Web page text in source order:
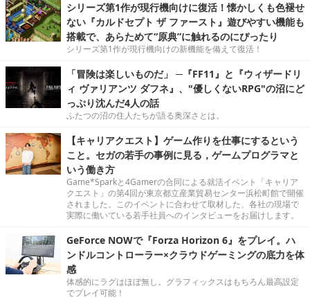
シリーズ第1作が現行機向けに復活！懐かしくも色褪せ
ない『カルドセプト ザ ファースト』遊びやすい機能も
搭載で、あらためて“原典”に触れるのにぴったり
シリーズ第1作が現行機向けの新機能を備えて復活！
「冒険は楽しいものだ」 ─『FF11』と『ウィザードリ
ィ ヴァリアンツ ダフネ』、"優しくないRPG"の沼にど
っぷり沈んだ4人の話
ふたつの沼の住人たちが語る奥深さとは。
【キャリアクエスト】ゲーム作りを仕事にするという
こと。セガの若手の事例に見る，ゲームプログラマと
いう働き方
Game*Sparkと4Gamerの合同による就活イベント「キャリア
クエスト」の第4回が東京都立産業貿易センター浜松町館で開催
されました。このイベントに合わせて取材した、各社の現場で
実際に働いている若手社員へのインタビューをお届けします。
GeForce NOWで『Forza Horizon 6』をプレイ。ハ
ンドルコントローラー×クラウドゲーミングの底力を体
感
体感的にラグはほぼ無し。グラフィックスはもちろん最高設定
でプレイ可能！